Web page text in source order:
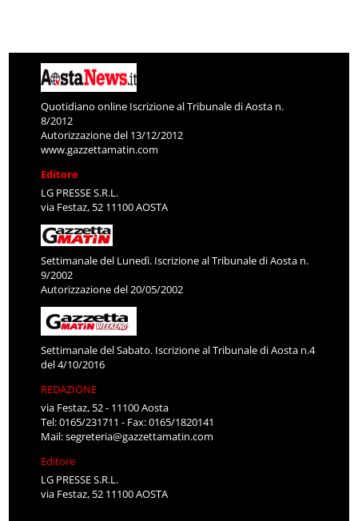
Quotidiano online Iscrizione al Tribunale di Aosta n.
8/2012
Autorizzazione del 13/12/2012
www.gazzettamatin.com
Editore
LG PRESSE S.R.L.
via Festaz, 52 11100 AOSTA
Settimanale del Lunedì. Iscrizione al Tribunale di Aosta n.
9/2002
Autorizzazione del 20/05/2002
Settimanale del Sabato. Iscrizione al Tribunale di Aosta n.4
del 4/10/2016
REDAZIONE
via Festaz, 52 - 11100 Aosta
Tel: 0165/231711 - Fax: 0165/1820141
Mail:segreteria@gazzettamatin.com
Editore
LG PRESSE S.R.L.
via Festaz, 52 11100 AOSTA